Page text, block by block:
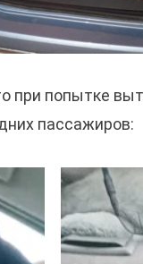
при попытке
пассажиров: